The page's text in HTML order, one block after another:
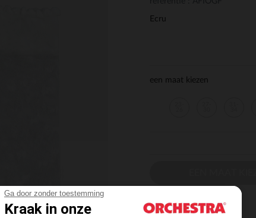
Ga door zonder toestemming
Kraak in onze
Ecru
een maat kiezen